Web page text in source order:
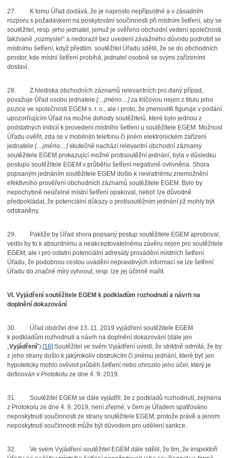
27.
K tomu Úřad dodává, že je naprosto nepřípustné a v zásadním
rozporu s požadavkem na poskytování součinnosti při místním šetření, aby se
soutěžitel, resp. jeho jednatel, jemuž je svěřeno obchodní vedení společnosti,
takzvaně „rozmyslel“ a nedorazil bez uvedení závažného důvodu podrobit se
místnímu šetření, když předtím soutěžitel Úřadu sdělil, že se do obchodních
prostor, kde místní šetření probíhá, jednatel osobně se svými zařízeními
dostaví.
28.
Z hlediska obchodních záznamů relevantních pro daný případ,
považuje Úřad osobu jednatele […jméno…]za klíčovou nejen z titulu jeho
pozice ve společnosti EGEM s. r. o., ale i proto, že jmenovitě figuruje v podání
upozorňujícím Úřad na možné dohody soutěžitelů, které bylo jednou z
podstatných indicií k provedení místního šetření u soutěžitele EGEM. Možnost
Úřadu ověřit, zda se v mobilním telefonu či jiném elektronickém zařízení
jednatele […jméno…]skutečně nachází relevantní obchodní záznamy
soutěžitele EGEM prokazující možné protisoutěžní jednání, byla v důsledku
postupu soutěžitele EGEM v průběhu šetření negativně ovlivněna. Shora
popsaným jednáním soutěžitele EGEM došlo k nevratnému znemožnění
efektivního prověření obchodních záznamů soutěžitele EGEM. Bylo by
nepochybně neúčelné místní šetření opakovat, neboť lze důvodně
předpokládat, že potenciální důkazy o protisoutěžním jednání již mohly být
odstraněny.
29.
Pakliže by Úřad shora popsaný postup soutěžitele EGEM aproboval,
vedlo by to k absurdnímu a neakceptovatelnému závěru nejen pro soutěžitele
EGEM, ale i pro ostatní potenciální adresáty provádění místních šetření
Úřadu, že podobnou cestou uvádění nepravdivých informací se lze šetření
Úřadu do značné míry vyhnout, resp. lze jej účinně mařit.
VI. Vyjádření soutěžitele EGEM k podkladům rozhodnutí a návrh na
doplnění dokazování
30.
Úřad obdržel dne 13. 11. 2019 vyjádření soutěžitele EGEM
k podkladům rozhodnutí a návrh na doplnění dokazování (dále jen
„Vyjádření“).[16] Soutěžitel ve svém Vyjádření uvedl, že striktně odmítá, že by
z jeho strany došlo k jakýmkoliv obstrukcím či jinému jednání, které byť jen
hypoteticky mohlo ovlivnit průběh šetření nebo ohrozilo jeho účel, který je
definován v Protokolu ze dne 4. 9. 2019.
31.
Soutěžitel EGEM se dále vyjádřil, že z podkladů rozhodnutí, zejména
z Protokolu ze dne 4. 9. 2019, není zřejmé, v čem je Úřadem spatřováno
neposkytnutí součinnosti ze strany soutěžitele EGEM, protože právě a jenom
neposkytnutí součinnosti může být důvodem pro udělení sankce.
32.
Ve svém Vyjádření soutěžitel EGEM dále sdělil, že tím, že inspektoři